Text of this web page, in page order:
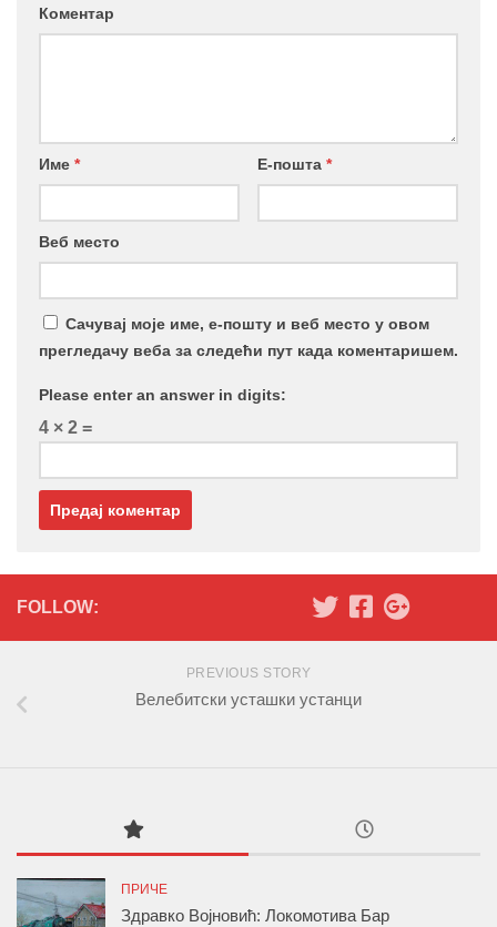
Коментар
Име * Е-пошта *
Веб место
Сачувај моје име, е-пошту и веб место у овом
прегледачу веба за следећи пут када коментаришем.
Please enter an answer in digits:
4 × 2 =
FOLLOW:
PREVIOUS STORY
Велебитски усташки устанци
ПРИЧЕ
Здравко Војновић: Локомотива Бар